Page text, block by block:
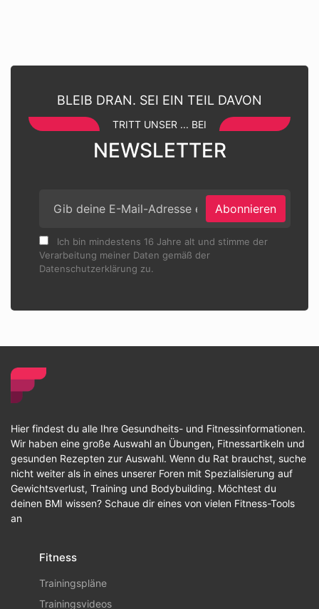
BLEIB DRAN. SEI EIN TEIL DAVON
TRITT UNSER ... BEI
NEWSLETTER
Abonnieren
Ich bin mindestens 16 Jahre alt und stimme der
Verarbeitung meiner Daten gemäß der
Datenschutzerklärung zu.
Hier findest du alle Ihre Gesundheits- und Fitnessinformationen.
Wir haben eine große Auswahl an Übungen, Fitnessartikeln und
gesunden Rezepten zur Auswahl. Wenn du Rat brauchst, suche
nicht weiter als in eines unserer Foren mit Spezialisierung auf
Gewichtsverlust, Training und Bodybuilding. Möchtest du
deinen BMI wissen? Schaue dir eines von vielen Fitness-Tools
an
Fitness
Trainingspläne
Trainingsvideos